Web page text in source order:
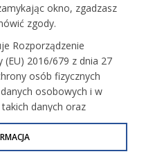
ulicach Tarnowa
Kursy odbędą się
zaplanowano
okno, zgadzasz
zgody.
Rozporządzenie
(EU) 2016/679 z dnia 27
osób fizycznych
osobowych i w
danych oraz
jako RODO, GDPR
Danych